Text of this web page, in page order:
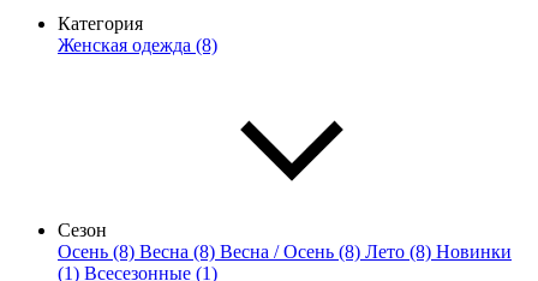
Категория
Женская одежда (8)
Сезон
Осень (8) Весна (8) Весна / Осень (8) Лето (8) Новинки
(1) Всесезонные (1)